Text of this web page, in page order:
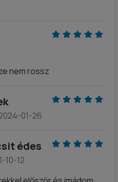
nem rossz
01-26
édes
10-12